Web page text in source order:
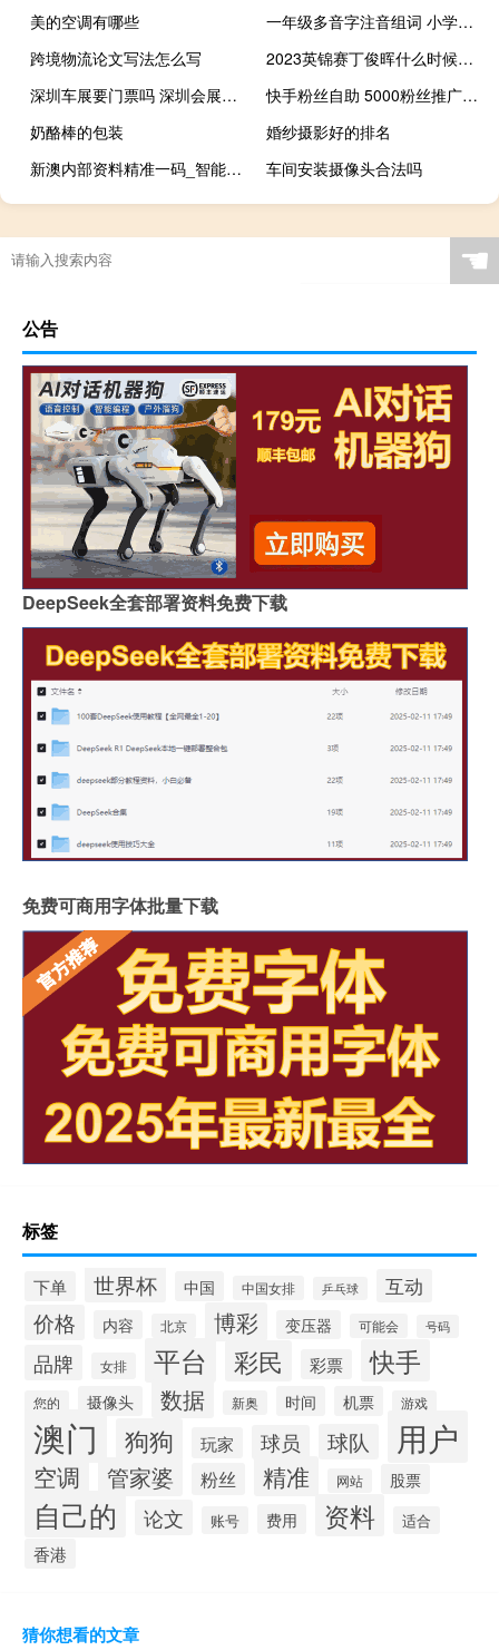
美的空调有哪些
一年级多音字注音组词 小学一年级拼音试卷
跨境物流论文写法怎么写
2023英锦赛丁俊晖什么时候比赛 丁俊晖威尔士赛赛程
深圳车展要门票吗 深圳会展中心车展
快手粉丝自助 5000粉丝推广价格(快手粉丝5000粉丝能开创作者)
奶酪棒的包装
婚纱摄影好的排名
新澳内部资料精准一码_智能AI深度解析_百度大脑版A12.26.92
车间安装摄像头合法吗
☚
公告
DeepSeek全套部署资料免费下载
免费可商用字体批量下载
标签
下单 世界杯 中国 中国女排 乒乓球 互动
价格 内容 北京 博彩 变压器 可能会 号码
品牌 女排 平台 彩民 彩票 快手
您的 摄像头 数据 新奥 时间 机票 游戏
澳门 狗狗 玩家 球员 球队 用户
空调 管家婆 粉丝 精准 网站 股票
自己的 论文 账号 费用 资料 适合
香港
猜你想看的文章